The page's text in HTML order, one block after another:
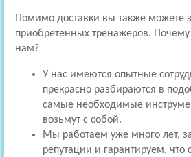
Помимо доставки вы также можете
приобретенных тренажеров. Почему
нам?
У нас имеются опытные
прекрасно разбираются в
самые необходимые
возьмут с собой.
Мы работаем уже много лет,
репутации и гарантируем, что